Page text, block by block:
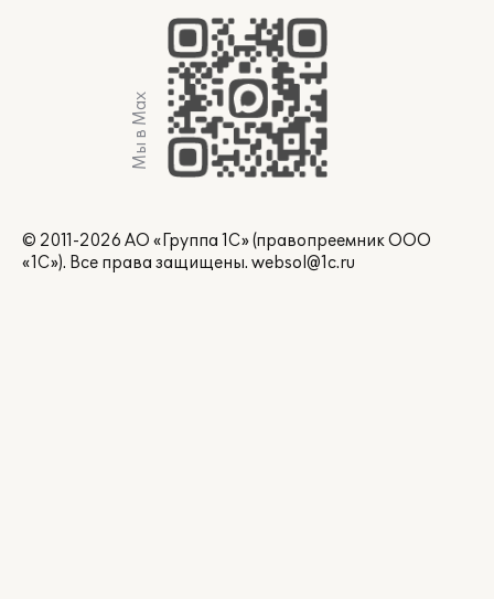
Мы в Max
© 2011-2026 АО «Группа 1С» (правопреемник ООО
«1С»). Все права защищены. websol@1c.ru